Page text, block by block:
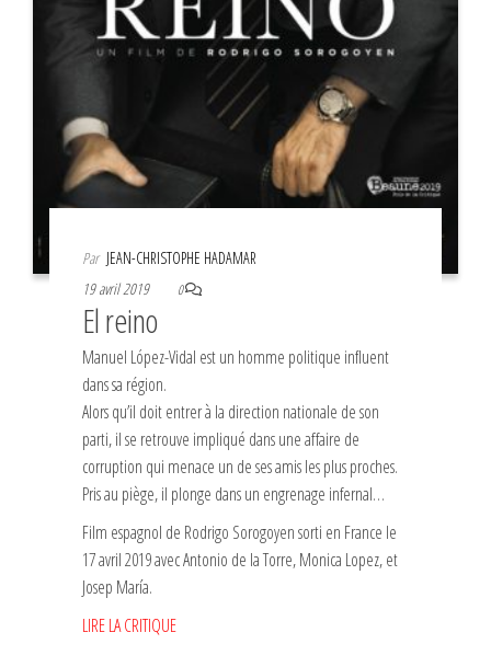
Par JEAN-CHRISTOPHE HADAMAR
19 avril 2019
0
El reino
Manuel López-Vidal est un homme politique influent
dans sa région.
Alors qu’il doit entrer à la direction nationale de son
parti, il se retrouve impliqué dans une affaire de
corruption qui menace un de ses amis les plus proches.
Pris au piège, il plonge dans un engrenage infernal…
Film espagnol de Rodrigo Sorogoyen sorti en France le
17 avril 2019 avec Antonio de la Torre, Monica Lopez, et
Josep María.
LIRE LA CRITIQUE